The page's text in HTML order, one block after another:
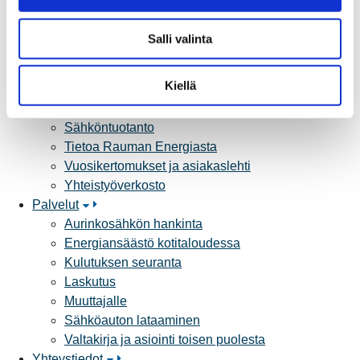
Salli valinta
Kiellä
Sähköverkon kehittämissuunnitelma
Tuotannon liittäminen verkkoon
Verkkopalvelutuotteet ja hinnastot
Vikapalvelu ja tietoa jakeluhäiriöistä
Yritystietoa
Sähköntuotanto
Tietoa Rauman Energiasta
Vuosikertomukset ja asiakaslehti
Yhteistyöverkosto
Palvelut
Aurinkosähkön hankinta
Energiansäästö kotitaloudessa
Kulutuksen seuranta
Laskutus
Muuttajalle
Sähköauton lataaminen
Valtakirja ja asiointi toisen puolesta